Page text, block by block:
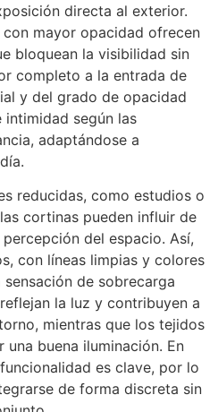
directa al exterior.
mayor opacidad ofrecen
bloquean la visibilidad sin
completo a la entrada de
y del grado de opacidad
según las
adaptándose a
reducidas, como estudios o
cortinas pueden influir de
del espacio. Así,
con líneas limpias y colores
de sobrecarga
la luz y contribuyen a
mientras que los tejidos
buena iluminación. En
es clave, por lo
de forma discreta sin